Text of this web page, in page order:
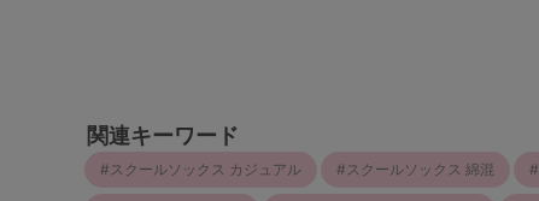
関連キーワード
スクールソックス カジュアル スクールソックス 綿混